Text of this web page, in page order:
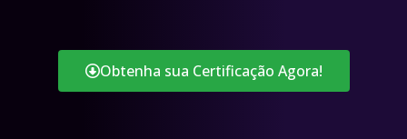
Obtenha sua Certificação Agora!